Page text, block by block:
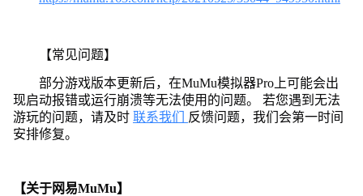
【常见问题】
部分游戏版本更新后，在MuMu模拟器Pro上可能会出
现启动报错或运行崩溃等无法使用的问题。 若您遇到无法
游玩的问题，请及时 联系我们
反馈问题，我们会第一时间
安排修复。
【关于网易MuMu】